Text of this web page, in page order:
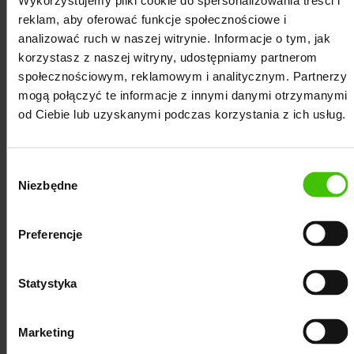
reklam, aby oferować funkcje społecznościowe i
analizować ruch w naszej witrynie. Informacje o tym, jak
korzystasz z naszej witryny, udostępniamy partnerom
społecznościowym, reklamowym i analitycznym. Partnerzy
mogą połączyć te informacje z innymi danymi otrzymanymi
od Ciebie lub uzyskanymi podczas korzystania z ich usług.
zgody
Niezbędne
Preferencje
Statystyka
Marketing
agencji zwłaszcza z Twoją branżą.
Zweryfikuj status Google Partnera.
Zapoznaj się z zasadami współpracy i
wypowiedzenia, czy wszystko jest przejrzyste.
Dowiedz się, jak przebiega proces komunikacji i
Sprawdź co obejmuje cena kampanii, a za co musisz
dopłacić.
Lokalne kampanie Google
Adwords - Zielona Góra